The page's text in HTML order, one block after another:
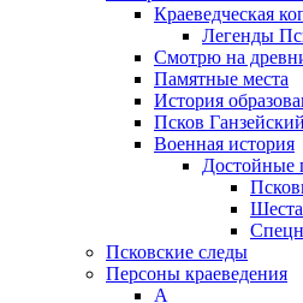
Краеведческая
Легенды
Смотрю на
Памятные места
История
Псков Ганзейский
Военная история
Достойные
Псковские следы
Персоны краеведения
А